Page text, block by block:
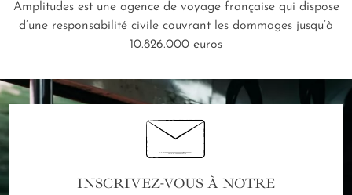
Amplitudes est une agence de voyage française qui dispose
d’une responsabilité civile couvrant les dommages jusqu’à
10.826.000 euros
INSCRIVEZ-VOUS À NOTRE